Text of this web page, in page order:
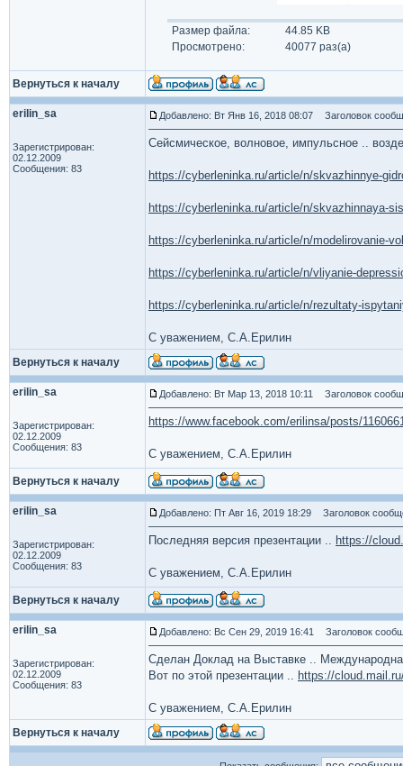
Размер файла:
44.85 KB
Просмотрено:
40077 раз(а)
Вернуться к началу
erilin_sa
Зарегистрирован:
02.12.2009
Сообщения: 83
Добавлено: Вт Янв 16, 2018 08:07 Заголовок
Сейсмическое, волновое, импульсное ..
https://cyberleninka.ru/article/n/skvazhinnye-
https://cyberleninka.ru/article/n/skvazhinnaya-
https://cyberleninka.ru/article/n/modelirovanie-
https://cyberleninka.ru/article/n/vliyanie-
https://cyberleninka.ru/article/n/rezultaty-
С уважением, С.А.Ерилин
Вернуться к началу
erilin_sa
Зарегистрирован:
02.12.2009
Сообщения: 83
Добавлено: Вт Мар 13, 2018 10:11 Заголовок
https://www.facebook.com/erilinsa/posts/
С уважением, С.А.Ерилин
Вернуться к началу
erilin_sa
Зарегистрирован:
02.12.2009
Сообщения: 83
Добавлено: Пт Авг 16, 2019 18:29 Заголовок
Последняя версия презентации .. https://
С уважением, С.А.Ерилин
Вернуться к началу
erilin_sa
Зарегистрирован:
02.12.2009
Сообщения: 83
Добавлено: Вс Сен 29, 2019 16:41 Заголовок
Сделан Доклад на Выставке ..
Вот по этой презентации .. https://
С уважением, С.А.Ерилин
Вернуться к началу